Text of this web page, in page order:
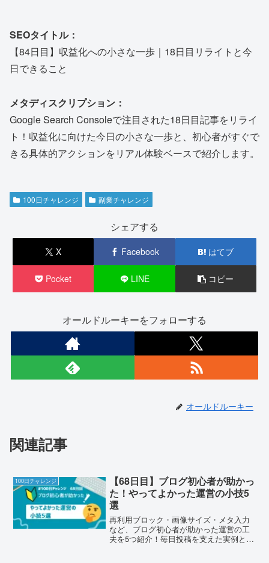
SEOタイトル：
【84日目】収益化への小さな一歩｜18日目リライトと今
日できること
メタディスクリプション：
Google Search Consoleで注目された18日目記事をリライ
ト！収益化に向けた今日の小さな一歩と、初心者がすぐで
きる具体的アクションをリアル体験ベースで紹介します。
100日チャレンジ 副業チャレンジ
シェアする
X Facebook はてブ
Pocket LINE コピー
オールドルーキーをフォローする
オールドルーキー
関連記事
100日チャレンジ
【68日目】ブログ初心者が助かっ
た！やってよかった運営の小技5
選
再利用ブロック・画像サイズ・メタ入力
など、ブログ初心者が助かった運営の工
夫を5つ紹介！毎日投稿を支えた実例と続